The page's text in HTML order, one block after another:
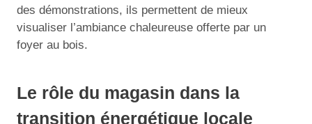
des démonstrations, ils permettent de mieux
visualiser l’ambiance chaleureuse offerte par un
foyer au bois.
Le rôle du magasin dans la
transition énergétique locale